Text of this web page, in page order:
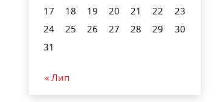
17
18 19 20 21 22
23
24
25 26 27 28 29
30
31
« Лип